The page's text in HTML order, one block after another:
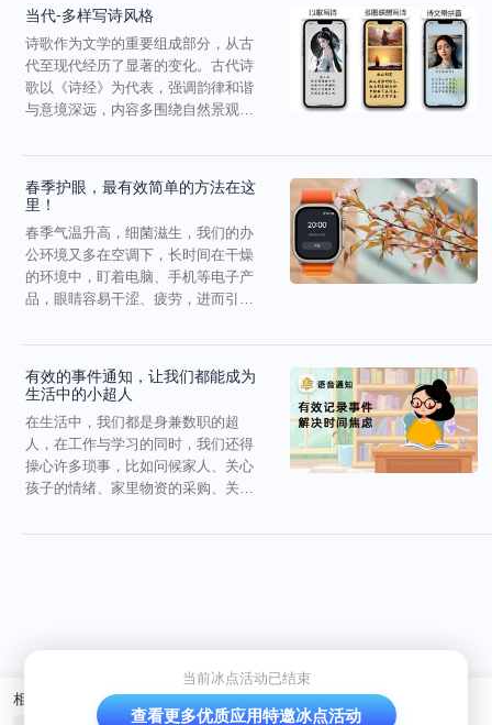
当前冰点活动已结束
查看更多优质应用特邀冰点活动
当代-多样写诗风格
诗歌作为文学的重要组成部分，从古
代至现代经历了显著的变化。古代诗
歌以《诗经》为代表，强调韵律和谐
与意境深远，内容多围绕自然景观与
春季护眼，最有效简单的方法在这
里！
春季气温升高，细菌滋生，我们的办
公环境又多在空调下，长时间在干燥
的环境中，盯着电脑、手机等电子产
品，眼睛容易干涩、疲劳，进而引发
有效的事件通知，让我们都能成为
生活中的小超人
在生活中，我们都是身兼数职的超
人，在工作与学习的同时，我们还得
操心许多琐事，比如问候家人、关心
孩子的情绪、家里物资的采购、关键
相关产品